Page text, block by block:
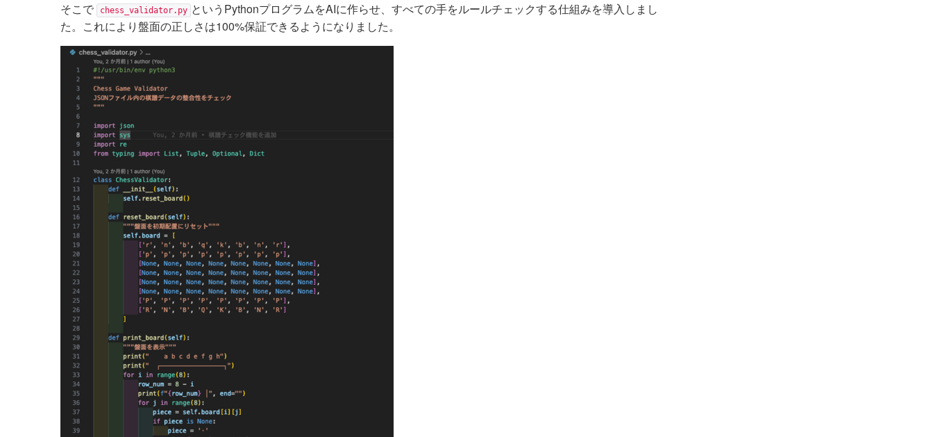
そこで
chess_validator.py というPythonプログラムをAIに作らせ、すべての手をルールチェックする仕組みを導入しまし
た。これにより盤面の正しさは100%保証できるようになりました。